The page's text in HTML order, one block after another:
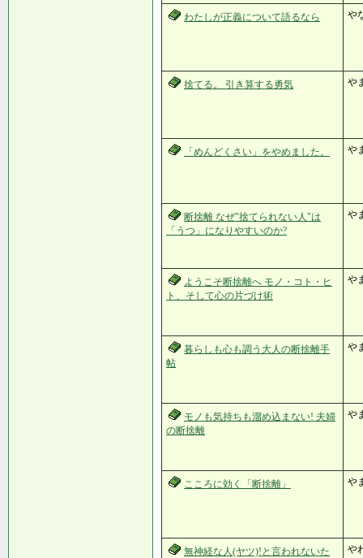
わたしが正義について語るなら や
捨てる。 引き算する勇気 や
「めんどくさい」をやめました。 や
断捨離 なぜ"捨てられない人"は
「うつ」になりやすいのか?
や
ようこそ断捨離へ モノ・コト・ヒ
ト、そして心の片づけ術
や
暮らしも心も調う大人の断捨離手
帖
や
モノも気持ちも溜め込まない! 夫婦
の断捨離
や
こころに効く「断捨離」 や
無神経な人(ヤツ)!と言われないた
や